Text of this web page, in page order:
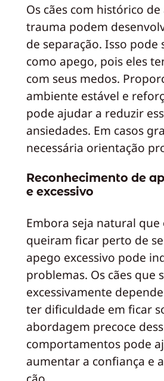
Os cães com histórico
trauma podem
de separação. Isso pode
como apego, pois eles
com seus medos.
ambiente estável e
pode ajudar a reduzir
ansiedades. Em casos
necessária orientação
Reconhecimento de
e excessivo
Embora seja natural que
queiram ficar perto de
apego excessivo pode
problemas. Os cães que
excessivamente
ter dificuldade em ficar
abordagem precoce
comportamentos pode
aumentar a confiança e